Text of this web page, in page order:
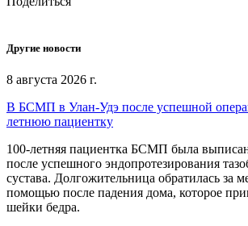
Другие новости
8 августа 2026 г.
В БСМП в Улан-Удэ после успешной
летнюю пациентку
100-летняя пациентка БСМП была
после успешного эндопротезирования
сустава. Долгожительница обратилась за
помощью после падения дома, которое
шейки бедра.